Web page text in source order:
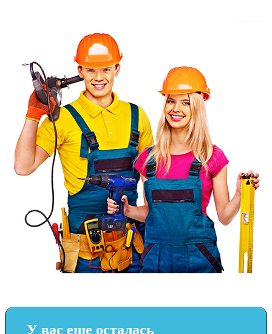
У вас еще осталась